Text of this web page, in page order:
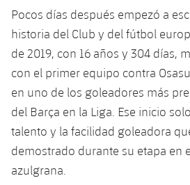
Jugadors
Fotos
Palmarés
Historia
Clasificaciones
Infantil
Alevín
plusicon
más
Actualidad
Calendario
Entradas
Resultados
Clasificaciones
Barça Atlètic
plusicon
Actualidad
Calendario
Resultados
Base
plusicon
más
Actualidad
Barça C
Campus Verano
PLUSICON
MÁS
Pocos días después empezó a
historia del Club y del fútbol
de 2019, con 16 años y 304 días,
con el primer equipo contra
en uno de los goleadores más
del Barça en la Liga. Ese inicio
talento y la facilidad goleadora
demostrado durante su etapa en
azulgrana.